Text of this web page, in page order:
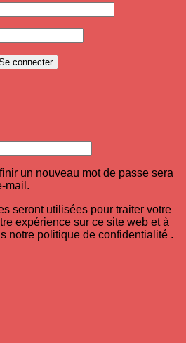
connecter
un nouveau mot de passe sera
mail.
seront utilisées pour traiter votre
expérience sur ce site web et à
notre politique de confidentialité .